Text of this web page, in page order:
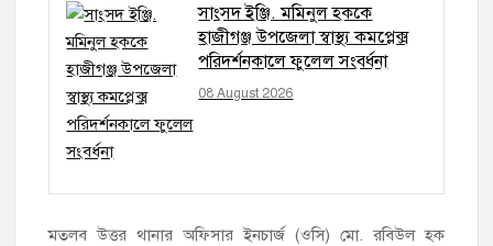
সাংসদ ইঞ্জি. মমিনুল হককে
হাজীগঞ্জ উপজেলা স্বাস্থ্য কমপ্লেক্স
পরিদর্শনকালে ফুলেল সংবর্ধনা
08 August 2026
মতলব উত্তর থানার অফিসার ইনচার্জ (ওসি) মো. রবিউল হক